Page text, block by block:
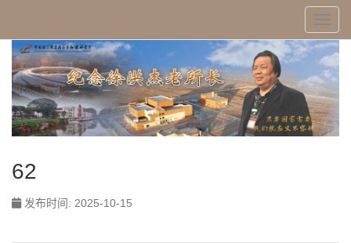
62
发布时间: 2025-10-15